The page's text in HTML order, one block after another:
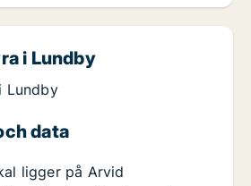
i Lundby
Lundby
data
ligger på Arvid